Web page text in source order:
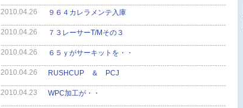
2010.04.26 ９６４カレラメンテ入庫
2010.04.26 ７３レーサーT/Mその３
2010.04.26 ６５ｙがサーキットを・・
2010.04.26 RUSHCUP ＆ PCJ
2010.04.23 WPC加工が・・